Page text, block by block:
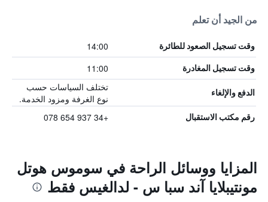
من الجيد أن تعلم
وقت تسجيل الصعود للطائرة 14:00
وقت تسجيل المغادرة 11:00
الدفع والإلغاء
تختلف السياسات حسب
نوع الغرفة ومزود الخدمة.
رقم مكتب الاستقبال +34 937 654 078
المزايا ووسائل الراحة في سوموس هوتل
مونتيبلايا آند سبا س - لدالغيس فقط